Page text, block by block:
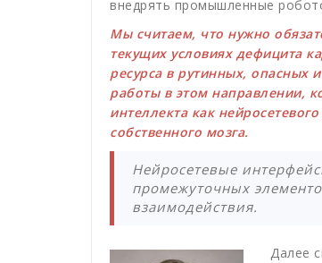
внедрять промышленные
Мы считаем, что нужно
текущих условиях дефицита
ресурса в рутинных, опасных
работы в этом направлении,
интеллекта как
собственного мозга.
Нейросетевые
промежуточных
взаимодействия.
Далее